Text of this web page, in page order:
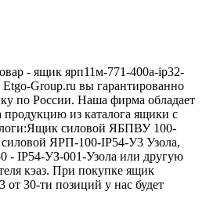
- ящик ярп11м-771-400а-ip32-
Etgo-Group.ru вы гарантированно
по России. Наша фирма обладает
продукцию из каталога ящики с
силовой ЯБПВУ 100-
ЯРП-100-IP54-У3 Узола,
IP54-УЗ-001-Узола или другую
кэаз. При покупке ящик
от 30-ти позиций у нас будет